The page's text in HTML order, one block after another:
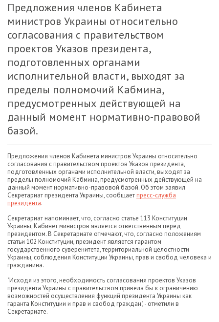
Предложения членов Кабинета
министров Украины относительно
согласования с правительством
проектов Указов президента,
подготовленных органами
исполнительной власти, выходят за
пределы полномочий Кабмина,
предусмотренных действующей на
данный момент нормативно-правовой
базой.
Предложения членов Кабинета министров Украины относительно
согласования с правительством проектов Указов президента,
подготовленных органами исполнительной власти, выходят за
пределы полномочий Кабмина, предусмотренных действующей на
данный момент нормативно-правовой базой. Об этом заявил
Секретариат президента Украины, сообщаетпресс-служба
президента.
Секретариат напоминает, что, согласно статье 113 Конституции
Украины, Кабинет министров является ответственным перед
президентом. В Секретариате отмечают, что, согласно положениям
статьи 102 Конституции, президент является гарантом
государственного суверенитета, территориальной целостности
Украины, соблюдения Конституции Украины, прав и свобод человека и
гражданина.
"Исходя из этого, необходимость согласования проектов Указов
президента Украины с правительством привела бы к ограничению
возможностей осуществления функций президента Украины как
гаранта Конституции и прав и свобод граждан", - отметили в
Секретариате.